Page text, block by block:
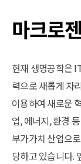
마크로
현재 생명공학은
력으로 새롭게 자
이용하여 새로운
업, 에너지, 환경
부가가치 산업으
당하고 있습니다.